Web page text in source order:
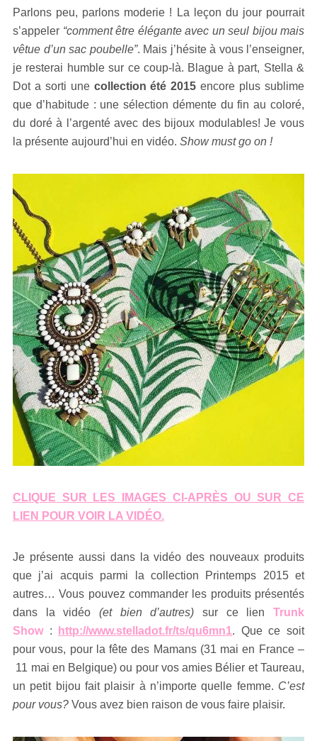
Parlons peu, parlons moderie ! La leçon du jour pourrait
s’appeler “comment être élégante avec un seul bijou mais
vêtue d’un sac poubelle”. Mais j’hésite à vous l’enseigner,
je resterai humble sur ce coup-là. Blague à part, Stella &
Dot a sorti une collection été 2015 encore plus sublime
que d’habitude : une sélection démente du fin au coloré,
du doré à l’argenté avec des bijoux modulables! Je vous
la présente aujourd’hui en vidéo. Show must go on !
CLIQUE SUR LES IMAGES CI-APRÈS OU SUR CE
LIEN POUR VOIR LA VIDÉO.
Je présente aussi dans la vidéo des nouveaux produits
que j’ai acquis parmi la collection Printemps 2015 et
autres… Vous pouvez commander les produits présentés
dans la vidéo (et bien d’autres) sur ce lienTrunk
Show: http://www.stelladot.fr/ts/qu6mn1. Que ce soit
pour vous, pour la fête des Mamans (31 mai en France –
11 mai en Belgique) ou pour vos amies Bélier et Taureau,
un petit bijou fait plaisir à n’importe quelle femme. C’est
pour vous? Vous avez bien raison de vous faire plaisir.